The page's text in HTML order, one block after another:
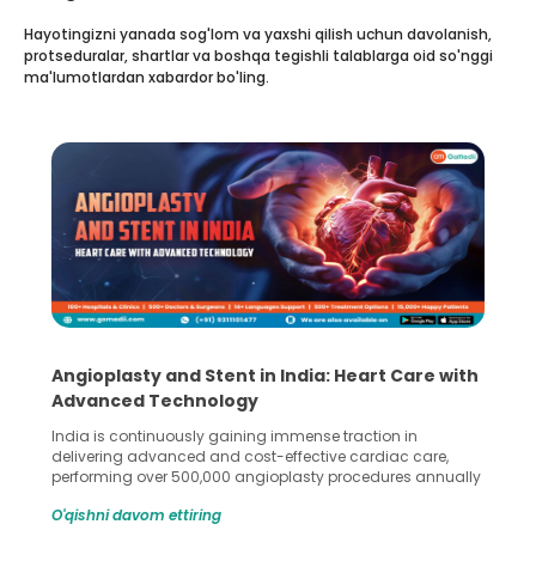
Hayotingizni yanada sog'lom va yaxshi qilish uchun davolanish,
protseduralar, shartlar va boshqa tegishli talablarga oid so'nggi
ma'lumotlardan xabardor bo'ling.
Angioplasty and Stent in India: Heart Care with
Advanced Technology
India is continuously gaining immense traction in
delivering advanced and cost-effective cardiac care,
performing over 500,000 angioplasty procedures annually
globe are searching for treatments like angioplasty and
O'qishni davom ettiring